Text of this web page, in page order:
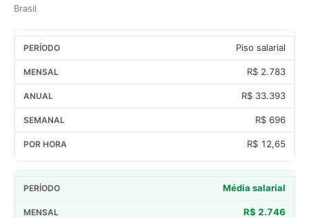
Brasil
Piso salarial
R$ 2.783
R$ 33.393
R$ 696
R$ 12,65
Média salarial
R$ 2.746